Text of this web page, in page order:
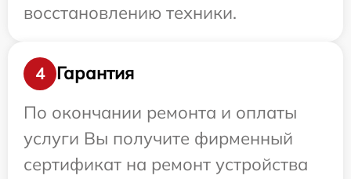
восстановлению техники.
4
Гарантия
По окончании ремонта и оплаты
услуги Вы получите фирменный
сертификат на ремонт устройства